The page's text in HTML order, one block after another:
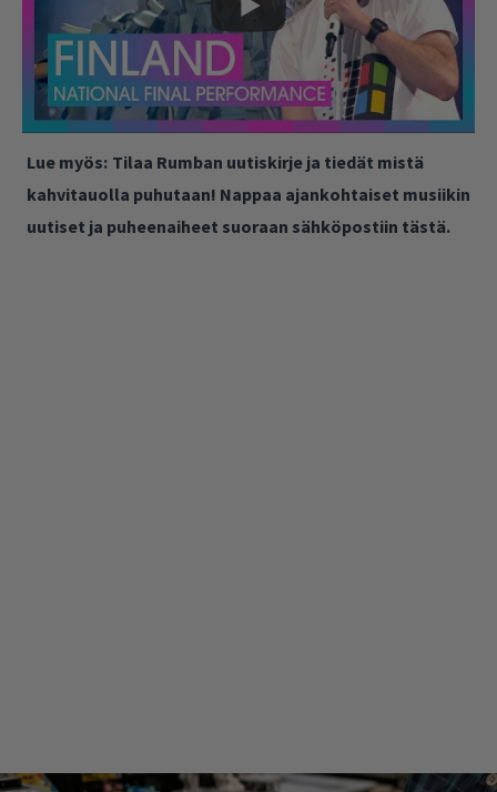
Lue myös: Tilaa Rumban uutiskirje ja tiedät mistä
kahvitauolla puhutaan! Nappaa ajankohtaiset musiikin
uutiset ja puheenaiheet suoraan sähköpostiin tästä.